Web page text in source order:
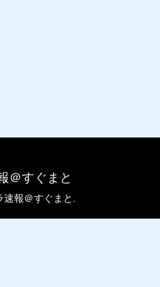
＠すぐまと
報＠すぐまと.